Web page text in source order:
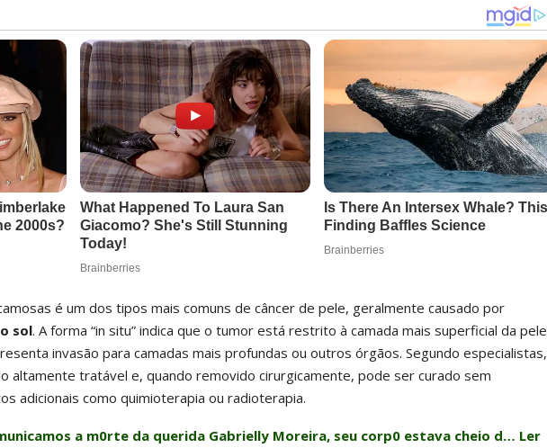
é um dos tipos mais comuns de câncer de pele, geralmente causado por
sol. A forma “in situ” indica que o tumor está restrito à camada mais superficial da pele
invasão para camadas mais profundas ou outros órgãos. Segundo especialistas,
altamente tratável e, quando removido cirurgicamente, pode ser curado sem
adicionais como quimioterapia ou radioterapia.
a m0rte da querida Gabrielly Moreira, seu corp0 estava cheio d… Ler